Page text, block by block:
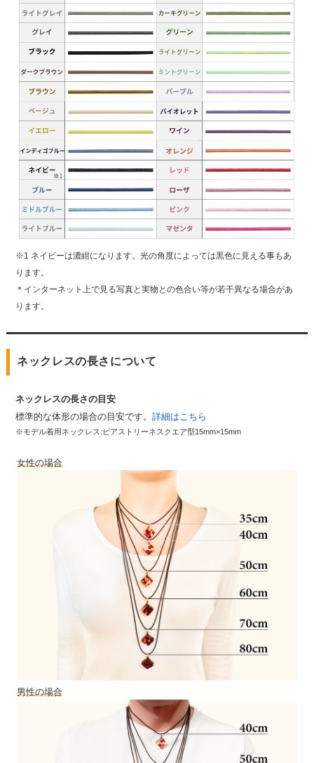
※1 ネイビーは濃紺になります。光の角度によっては黒色に見える事もあ
ります。
＊インターネット上で見る写真と実物との色合い等が若干異なる場合があ
ります。
ネックレスの長さについて
ネックレスの長さの目安
標準的な体形の場合の目安です。 詳細はこちら
※モデル着用ネックレス:ピアストリーネスクエア型15mm×15mm
女性の場合
男性の場合